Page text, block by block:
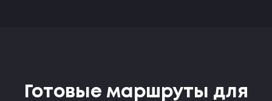
Готовые маршруты для